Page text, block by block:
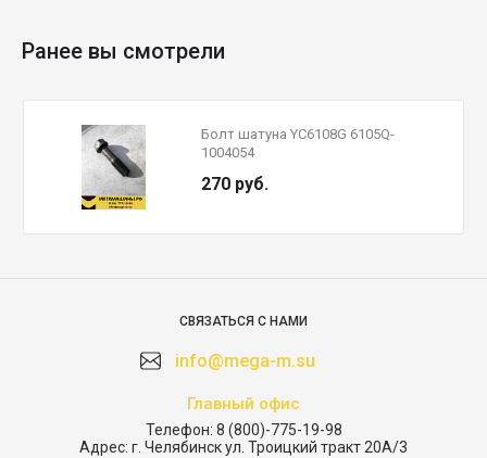
Ранее вы смотрели
Болт шатуна YC6108G 6105Q-
1004054
270 руб.
СВЯЗАТЬСЯ С НАМИ
info@mega-m.su
Главный офис
Телефон: 8 (800)-775-19-98
Адрес: г. Челябинск ул. Троицкий тракт 20А/3